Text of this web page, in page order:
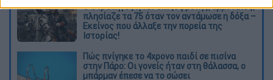
O στρατηγός ήταν σχιζοφρενής, εμμονικός,
πλησίαζε τα 75 όταν τον αντάμωσε η δόξα –
Εκείνος που άλλαξε την πορεία της
Ιστορίας!
Πώς πνίγηκε το 4χρονο παιδί σε πισίνα
στην Πάρο: Οι γονείς ήταν στη θάλασσα, ο
μπάρμαν έπεσε να το σώσει